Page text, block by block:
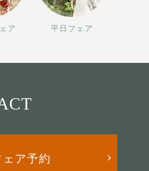
ア 平日フェア
ア予約